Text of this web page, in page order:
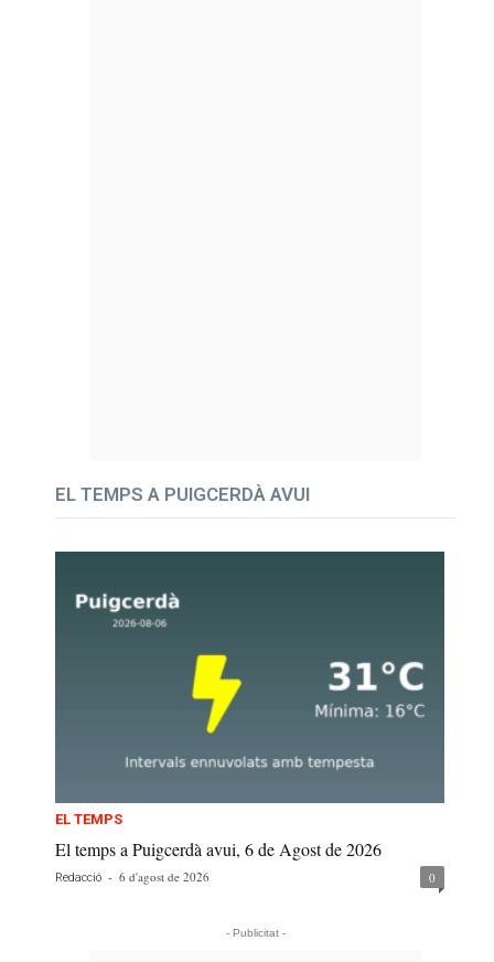
EL TEMPS A PUIGCERDÀ AVUI
EL TEMPS
El temps a Puigcerdà avui, 6 de Agost de 2026
Redacció - 6 d'agost de 2026 0
- Publicitat -